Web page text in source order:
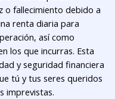
o fallecimiento debido a
renta diaria para
así como
los que incurras. Esta
y seguridad financiera
tú y tus seres queridos
imprevistas.